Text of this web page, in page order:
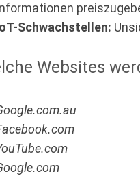
Schwachstellen:
Websites